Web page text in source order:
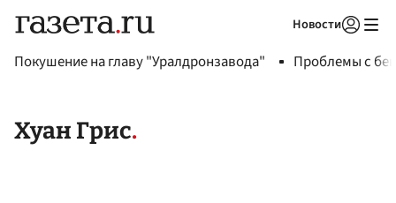
Новости
Покушение на главу "Уралдронзавода" Проблемы с
Хуан Грис